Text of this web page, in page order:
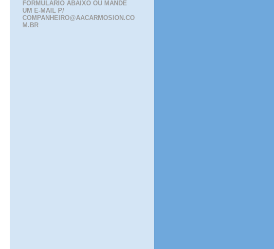
FORMULÁRIO ABAIXO OU MANDE
UM E-MAIL P/
COMPANHEIRO@AACARMOSION.CO
M.BR